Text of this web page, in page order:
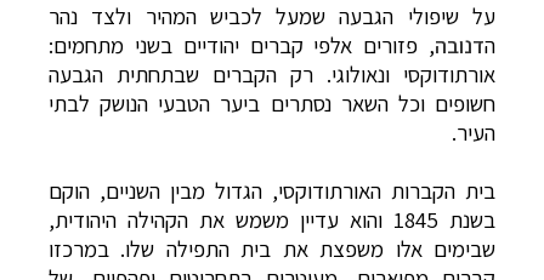
על שיפולי הגבעה שמעל לכביש המהיר ולצד נהר
הדנובה, פזורים אלפי קברים יהודיים בשני מתחמים:
אורתודוקסי ונאולוגי. רק הקברים שבתחתית הגבעה
חשופים וכל השאר נסתרים ביער הטבעי הנושק לבתי
העיר.
בית הקברות האורתודוקסי, הגדול מבין השניים, הוקם
בשנת 1845 והוא עדיין משמש את הקהילה היהודית,
שבימים אלו משפצת את בית התפילה שלו. במרכזו